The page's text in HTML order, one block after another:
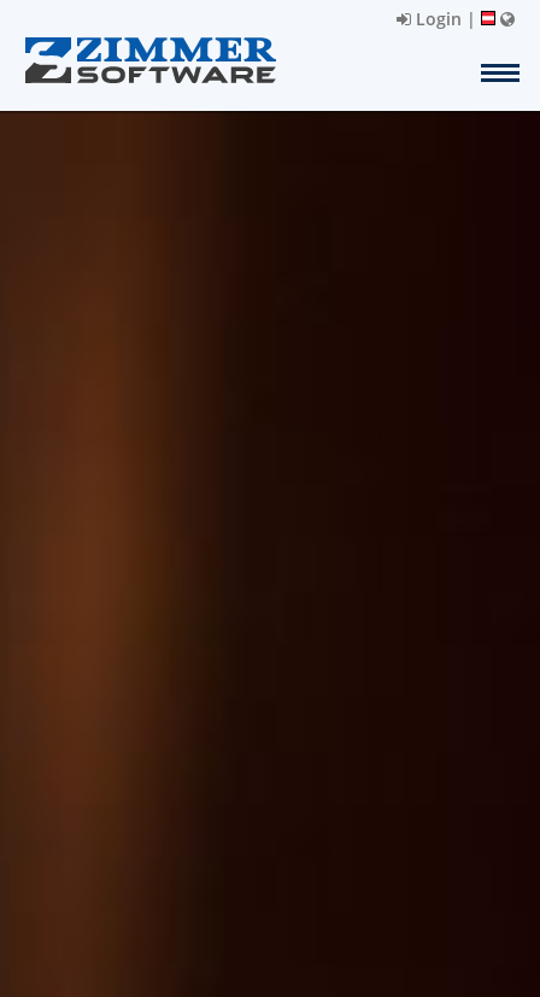
Login |